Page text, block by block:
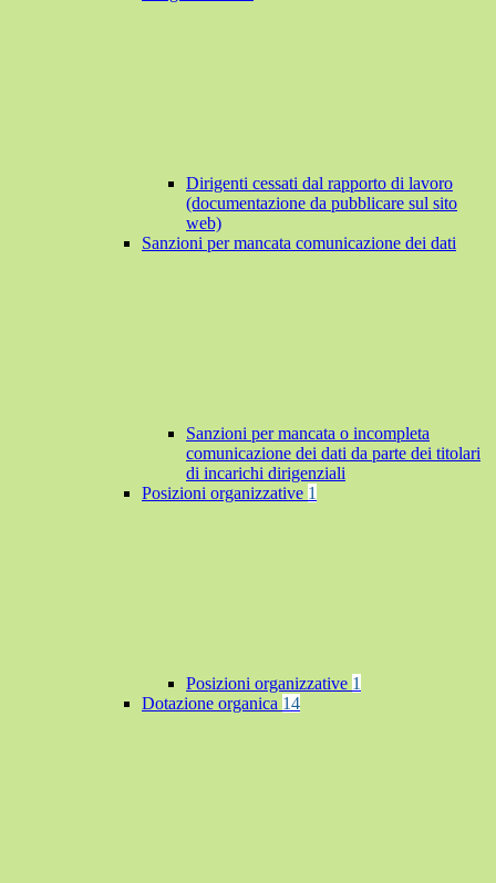
Dirigenti cessati dal rapporto di lavoro
(documentazione da pubblicare sul sito
web)
Sanzioni per mancata comunicazione dei dati
Sanzioni per mancata o incompleta
comunicazione dei dati da parte dei titolari
di incarichi dirigenziali
Posizioni organizzative 1
Posizioni organizzative 1
Dotazione organica 14